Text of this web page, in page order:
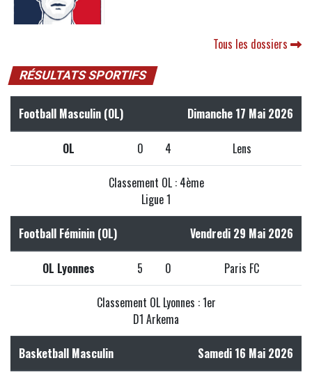
Tous les dossiers
RÉSULTATS SPORTIFS
Football Masculin (OL) Dimanche 17 Mai 2026
OL 0 4 Lens
Classement OL : 4ème
Ligue 1
Football Féminin (OL) Vendredi 29 Mai 2026
OL Lyonnes 5 0 Paris FC
Classement OL Lyonnes : 1er
D1 Arkema
Basketball Masculin Samedi 16 Mai 2026